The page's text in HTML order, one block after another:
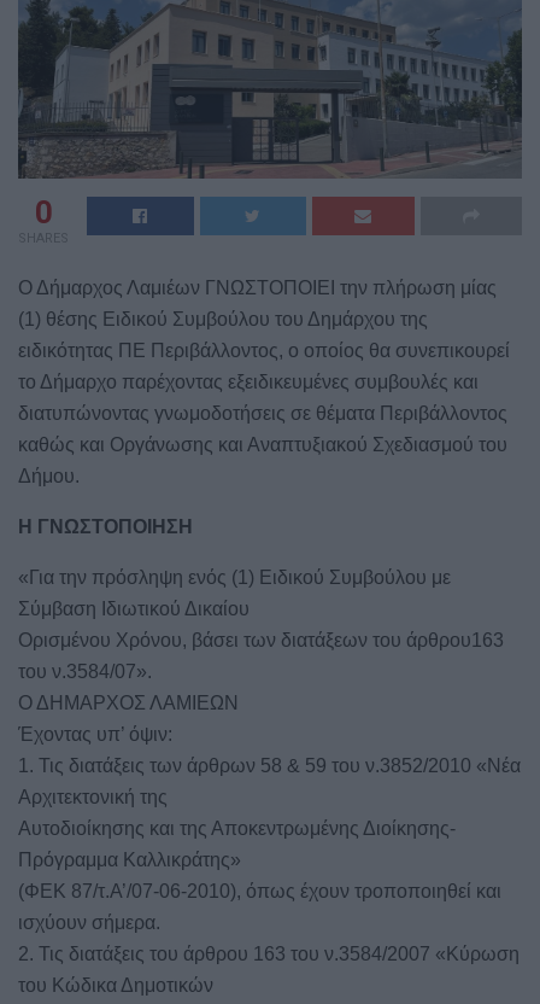
0
SHARES
Ο Δήμαρχος Λαμιέων ΓΝΩΣΤΟΠΟΙΕΙ την πλήρωση μίας
(1) θέσης Ειδικού Συμβούλου του Δημάρχου της
ειδικότητας ΠΕ Περιβάλλοντος, ο οποίος θα συνεπικουρεί
το Δήμαρχο παρέχοντας εξειδικευμένες συμβουλές και
διατυπώνοντας γνωμοδοτήσεις σε θέματα Περιβάλλοντος
καθώς και Οργάνωσης και Αναπτυξιακού Σχεδιασμού του
Δήμου.
Η ΓΝΩΣΤΟΠΟΙΗΣΗ
«Για την πρόσληψη ενός (1) Ειδικού Συμβούλου με
Σύμβαση Ιδιωτικού Δικαίου
Ορισμένου Χρόνου, βάσει των διατάξεων του άρθρου163
του ν.3584/07».
Ο ΔΗΜΑΡΧΟΣ ΛΑΜΙΕΩΝ
Έχοντας υπ’ όψιν:
1. Τις διατάξεις των άρθρων 58 & 59 του ν.3852/2010 «Νέα
Αρχιτεκτονική της
Αυτοδιοίκησης και της Αποκεντρωμένης Διοίκησης-
Πρόγραμμα Καλλικράτης»
(ΦΕΚ 87/τ.Α’/07-06-2010), όπως έχουν τροποποιηθεί και
ισχύουν σήμερα.
2. Τις διατάξεις του άρθρου 163 του ν.3584/2007 «Κύρωση
του Κώδικα Δημοτικών